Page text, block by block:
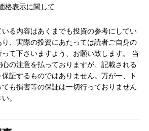
格表示に関して
る内容はあくまでも投資の参考にしてい
、実際の投資にあたっては読者ご自身の
て下さいますよう、お願い致します。 当
の注意を払っておりますが、記載される
証するものではありません。万が一、ト
も損害等の保証は一切行っておりません
。